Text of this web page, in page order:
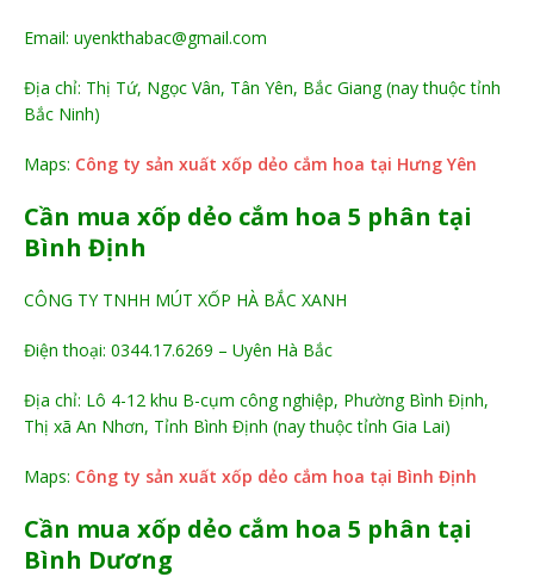
Email: uyenkthabac@gmail.com
Địa chỉ: Thị Tứ, Ngọc Vân, Tân Yên, Bắc Giang (nay thuộc tỉnh
Bắc Ninh)
Maps: Công ty sản xuất xốp dẻo cắm hoa tại Hưng Yên
Cần mua xốp dẻo cắm hoa 5 phân tại
Bình Định
CÔNG TY TNHH MÚT XỐP HÀ BẮC XANH
Điện thoại: 0344.17.6269 – Uyên Hà Bắc
Địa chỉ: Lô 4-12 khu B-cụm công nghiệp, Phường Bình Định,
Thị xã An Nhơn, Tỉnh Bình Định (nay thuộc tỉnh Gia Lai)
Maps: Công ty sản xuất xốp dẻo cắm hoa tại Bình Định
Cần mua xốp dẻo cắm hoa 5 phân tại
Bình Dương